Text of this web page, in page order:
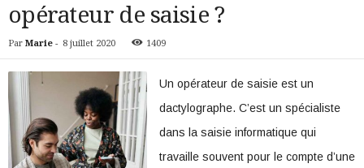
opérateur de saisie ?
Par Marie - 8 juillet 2020 1409
Un opérateur de saisie est un
dactylographe. C’est un spécialiste
dans la saisie informatique qui
travaille souvent pour le compte d’une